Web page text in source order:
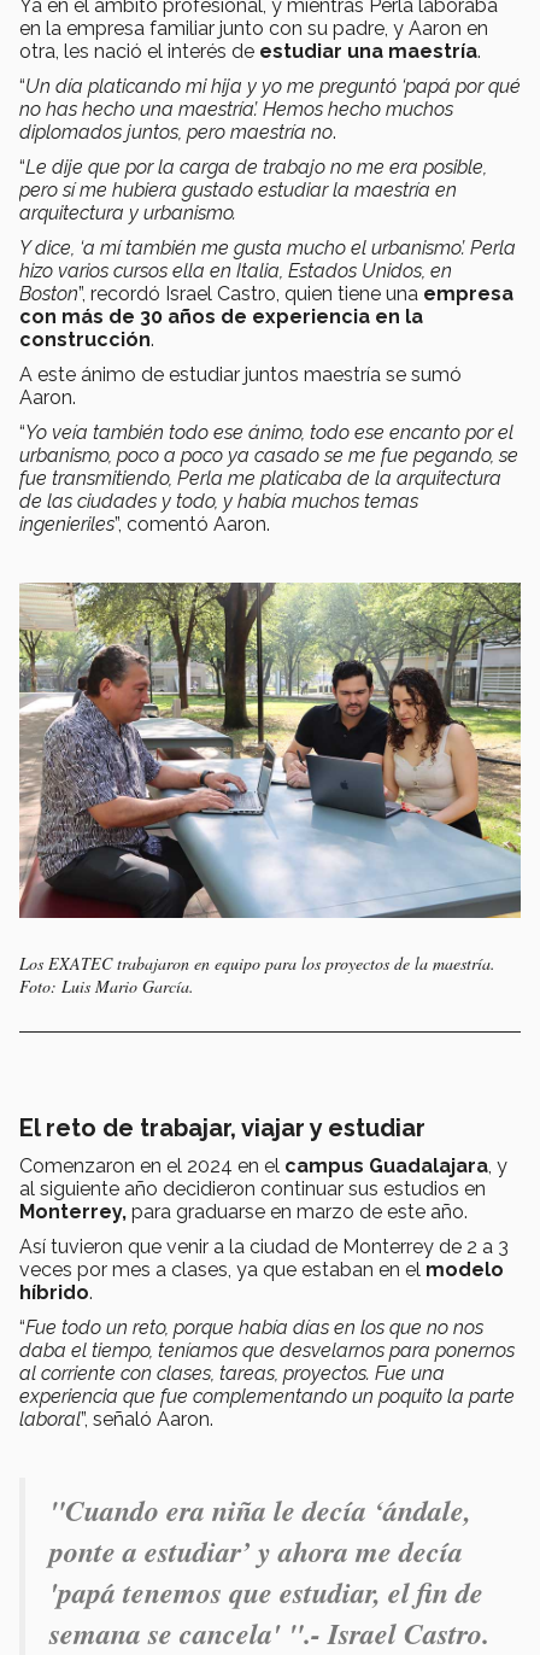
Ya en el ámbito profesional, y mientras Perla laboraba
en la empresa familiar junto con su padre, y Aaron en
otra, les nació el interés de estudiar una maestría.
“Un día platicando mi hija y yo me preguntó ‘papá por qué
no has hecho una maestría’. Hemos hecho muchos
diplomados juntos, pero maestría no.
“Le dije que por la carga de trabajo no me era posible,
pero sí me hubiera gustado estudiar la maestría en
arquitectura y urbanismo.
Y dice, ‘a mí también me gusta mucho el urbanismo’. Perla
hizo varios cursos ella en Italia, Estados Unidos, en
Boston”, recordó Israel Castro, quien tiene una empresa
con más de 30 años de experiencia en la
construcción.
A este ánimo de estudiar juntos maestría se sumó
Aaron.
“Yo veía también todo ese ánimo, todo ese encanto por el
urbanismo, poco a poco ya casado se me fue pegando, se
fue transmitiendo, Perla me platicaba de la arquitectura
de las ciudades y todo, y había muchos temas
ingenieriles”, comentó Aaron.
Los EXATEC trabajaron en equipo para los proyectos de la maestría.
Foto: Luis Mario García.
El reto de trabajar, viajar y estudiar
Comenzaron en el 2024 en el campus Guadalajara , y
al siguiente año decidieron continuar sus estudios en
Monterrey, para graduarse en marzo de este año.
Así tuvieron que venir a la ciudad de Monterrey de 2 a 3
veces por mes a clases, ya que estaban en el modelo
híbrido.
“Fue todo un reto, porque había días en los que no nos
daba el tiempo, teníamos que desvelarnos para ponernos
al corriente con clases, tareas, proyectos. Fue una
experiencia que fue complementando un poquito la parte
laboral”, señaló Aaron.
"Cuando era niña le decía ‘ándale,
ponte a estudiar’ y ahora me decía
'papá tenemos que estudiar, el fin de
semana se cancela' ".- Israel Castro.